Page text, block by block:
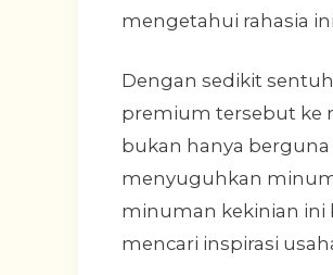
mengetahui rahasia
Dengan sedikit
premium tersebut ke
bukan hanya
menyuguhkan
minuman kekinian ini
mencari inspirasi